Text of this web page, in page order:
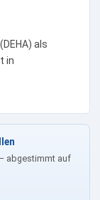
als
in
abgestimmt auf